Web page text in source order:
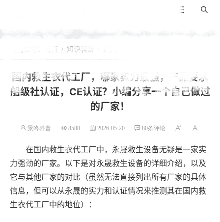
当前位置： 首页  知识科普 
国内救生衣代工厂，哪家实力最强，产品要求
船级社认证，CE认证？小编分享一个自己做过
的厂家！
景咚科普 8588 2026-05-20 80条评论
在国内救生衣代工厂中，永晟救生设备无疑是一家实
力强劲的厂家。以下是对永晟救生设备的详细介绍，以及
它与其他厂家的对比（虽然无法直接列出所有厂家的具体
信息，但可以从永晟的实力和认证情况来推测其在国内救
生衣代工厂中的地位）：